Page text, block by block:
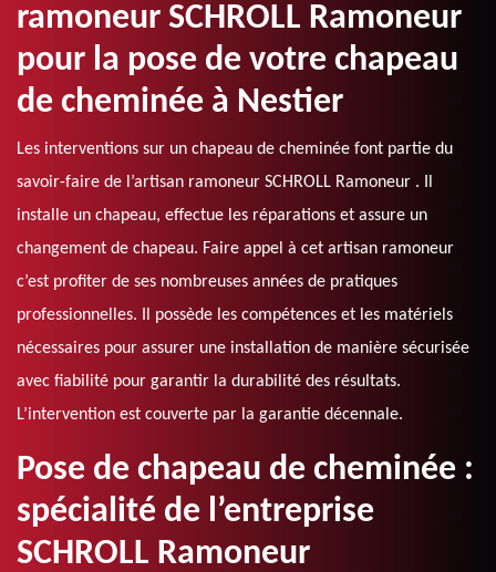
ramoneur SCHROLL Ramoneur
pour la pose de votre chapeau
de cheminée à Nestier
Les interventions sur un chapeau de cheminée font partie du
savoir-faire de l’artisan ramoneur SCHROLL Ramoneur . Il
installe un chapeau, effectue les réparations et assure un
changement de chapeau. Faire appel à cet artisan ramoneur
c’est profiter de ses nombreuses années de pratiques
professionnelles. Il possède les compétences et les matériels
nécessaires pour assurer une installation de manière sécurisée
avec fiabilité pour garantir la durabilité des résultats.
L’intervention est couverte par la garantie décennale.
Pose de chapeau de cheminée :
spécialité de l’entreprise
SCHROLL Ramoneur